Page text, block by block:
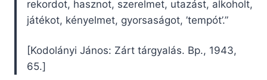
rekordot, hasznot, szerelmet, utazást, alkoholt,
játékot, kényelmet, gyorsaságot, ’tempót’.”
[Kodolányi János: Zárt tárgyalás. Bp., 1943,
65.]